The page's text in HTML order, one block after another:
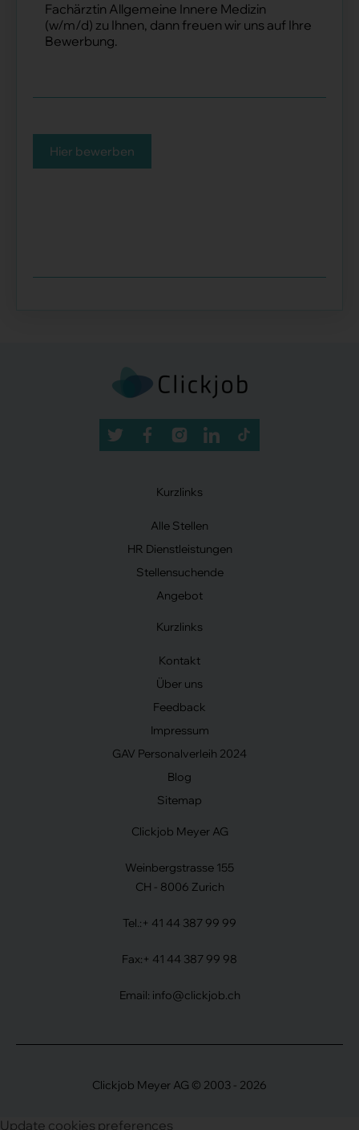
Fach­ärz­tin All­ge­mei­ne In­ne­re Me­di­zin
(w/m/d) zu Ihnen, dann freuen wir uns auf Ihre
Bewerbung.
Hier bewerben
Kurzlinks
Alle Stellen
HR Dienstleistungen
Stellensuchende
Angebot
Kurzlinks
Kontakt
Über uns
Feedback
Impressum
GAV Personalverleih 2024
Blog
Sitemap
Clickjob Meyer AG
Weinbergstrasse 155
CH - 8006 Zurich
Tel.: + 41 44 387 99 99
Fax: + 41 44 387 99 98
Email: info@clickjob.ch
Clickjob Meyer AG © 2003 - 2026
Update cookies preferences